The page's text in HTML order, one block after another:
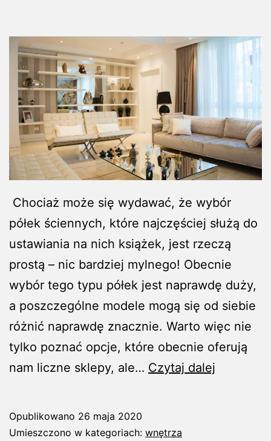
​ Chociaż może się wydawać, że wybór
półek ściennych, które najczęściej służą do
ustawiania na nich książek, jest rzeczą
prostą – nic bardziej mylnego! Obecnie
wybór tego typu półek jest naprawdę duży,
a poszczególne modele mogą się od siebie
różnić naprawdę znacznie. Warto więc nie
tylko poznać opcje, które obecnie oferują
nam liczne sklepy, ale… Czytaj dalej
Opublikowano 26 maja 2020
Umieszczono w kategoriach: wnętrza